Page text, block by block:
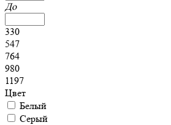
До
330
547
764
980
1197
Цвет
Белый
Серый